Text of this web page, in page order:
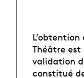
Théâtre
validation
constitué